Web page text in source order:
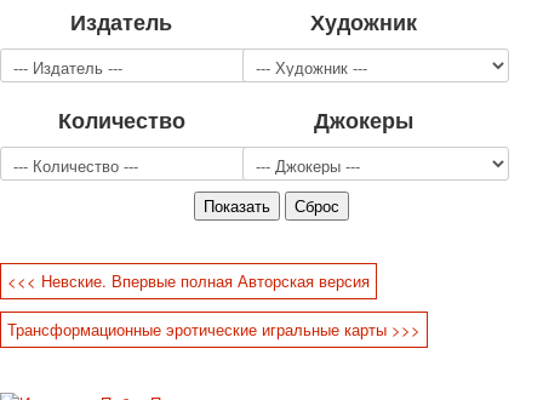
Транспорт
Охота и рыбалка
Армия и полиция
Недорогие колоды для игры
8 марта
23 февраля
Поздравляю
С днём рождения!
Издатель Художник
Количество Джокеры
<<< Невские. Впервые полная Авторская версия
Трансформационные эротические игральные карты >>>